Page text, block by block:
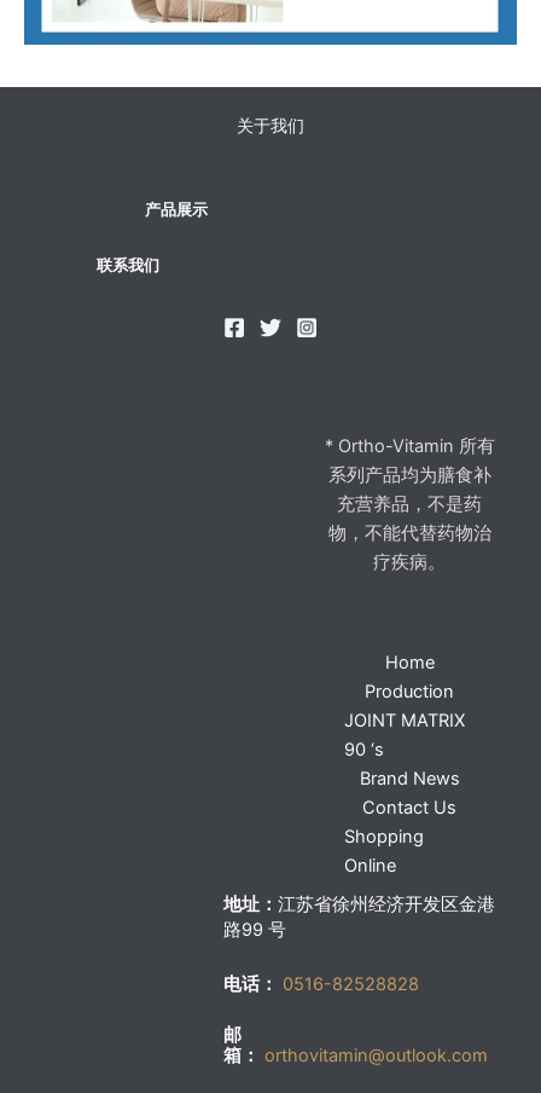
关于我们
产品展示
联系我们
* Ortho-Vitamin 所有
系列产品均为膳食补
充营养品，不是药
物，不能代替药物治
疗疾病。
Home
Production
JOINT MATRIX
90 ‘s
Brand News
Contact Us
Shopping
Online
地址： 江苏省徐州经济开发区金港
路99 号
电话： 0516-82528828
邮
箱： orthovitamin@outlook.com